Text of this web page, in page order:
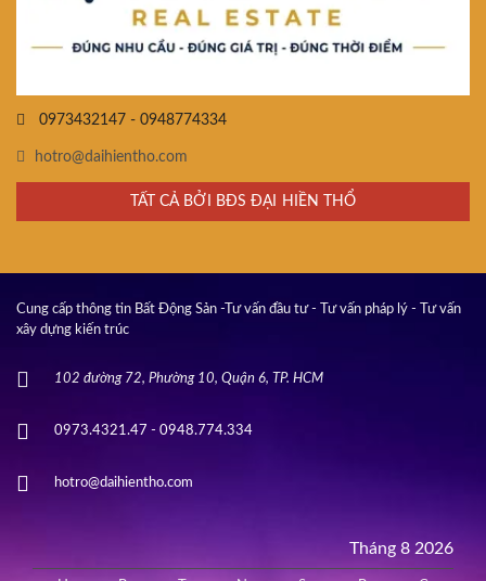
0973432147 - 0948774334
hotro@daihientho.com
TẤT CẢ BỞI BĐS ĐẠI HIỀN THỔ
Cung cấp thông tin Bất Động Sản -Tư vấn đầu tư - Tư vấn pháp lý - Tư vấn
xây dựng kiến trúc
102 đường 72, Phường 10, Quận 6, TP. HCM
0973.4321.47 - 0948.774.334
hotro@daihientho.com
Tháng 8 2026